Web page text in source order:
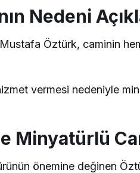
Nedeni
Mustafa Öztürk, caminin
vermesi nedeniyle
Minyatürlü
önemine değinen